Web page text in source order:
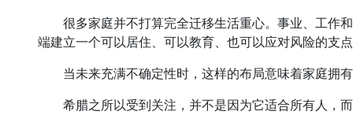
很多家庭并不打算完全迁移生活重心。事业、工作
端建立一个可以居住、可以教育、也可以应对风险的支
当未来充满不确定性时，这样的布局意味着家庭拥
希腊之所以受到关注，并不是因为它适合所有人，